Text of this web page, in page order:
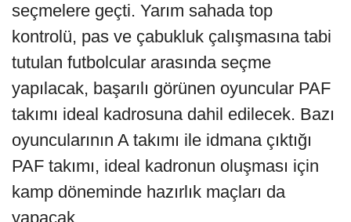
seçmelere geçti. Yarım sahada top
kontrolü, pas ve çabukluk çalışmasına tabi
tutulan futbolcular arasında seçme
yapılacak, başarılı görünen oyuncular PAF
takımı ideal kadrosuna dahil edilecek. Bazı
oyuncularının A takımı ile idmana çıktığı
PAF takımı, ideal kadronun oluşması için
kamp döneminde hazırlık maçları da
yapacak.